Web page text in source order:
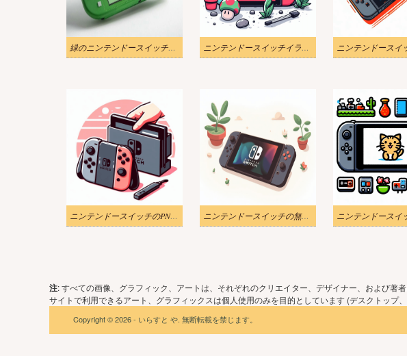
緑のニンテンドースイッチのイラスト画像 ニンテンドースイッチイラストPNG無料1
ニンテンドースイッチのPNGイラスト ニンテンドースイッチの無料イラスト
注: すべての画像、グラフィック、アートは、それぞれのクリエイター、デザイナー、および
サイトで利用できるアート、グラフィックスは個人使用のみを目的としています (デスクトップ
Copyright © 2026 - いらすと や. 無断転載を禁じます。